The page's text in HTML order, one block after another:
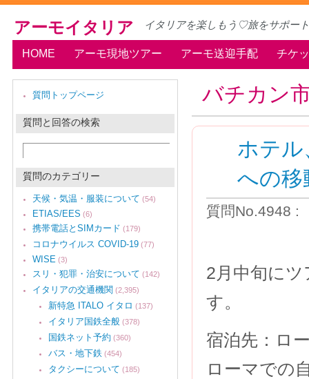
アーモイタリア イタリアを楽しもう♡旅をサポート
HOME アーモ現地ツアー アーモ送迎手配 チケ
バチカン
ホテ
への移
質問No.4948
2月中旬に
す。
宿泊先：ロ
ローマでの
質問トップページ
質問と回答の検索
質問のカテゴリー
天候・気温・服装について (54)
ETIAS/EES (6)
携帯電話とSIMカード (179)
コロナウイルス COVID-19 (77)
WISE (3)
スリ・犯罪・治安について (142)
イタリアの交通機関 (2,395)
新特急 ITALO イタロ (137)
イタリア国鉄全般 (378)
国鉄ネット予約 (360)
バス・地下鉄 (454)
タクシーについて (185)